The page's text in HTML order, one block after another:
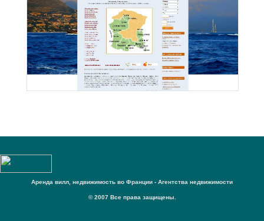
Аренда вилл, недвижимость во Франции - Агентства недвижимости
© 2007 Все права защищены.